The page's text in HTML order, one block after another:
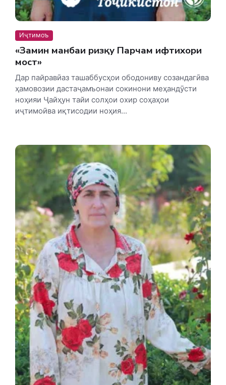
Иҷтимоъ
«Замин манбаи ризқу Парчам ифтихори
мост»
Дар пайравӣаз ташаббусҳои ободониву созандагӣва
ҳамовозии дастаҷамъонаи сокинони меҳандӯсти
ноҳияи Ҷайҳун тайи солҳои охир соҳаҳои
иҷтимоӣва иқтисодии ноҳия...